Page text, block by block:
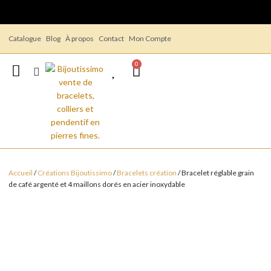
Catalogue Blog À propos Contact Mon Compte
0
Accueil /Créations Bijoutissimo/Bracelets création / Bracelet réglable grain
de café argenté et 4 maillons dorés en acier inoxydable